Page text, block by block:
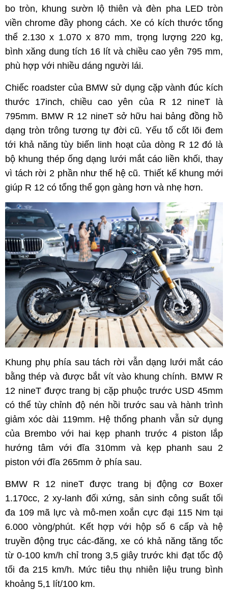
bo tròn, khung sườn lộ thiên và đèn pha LED tròn
viền chrome đầy phong cách. Xe có kích thước tổng
thể 2.130 x 1.070 x 870 mm, trọng lượng 220 kg,
bình xăng dung tích 16 lít và chiều cao yên 795 mm,
phù hợp với nhiều dáng người lái.
Chiếc roadster của BMW sử dụng cặp vành đúc kích
thước 17inch, chiều cao yên của R 12 nineT là
795mm. BMW R 12 nineT sở hữu hai bảng đồng hồ
dạng tròn trông tương tự đời cũ. Yếu tố cốt lõi đem
tới khả năng tùy biến linh hoạt của dòng R 12 đó là
bộ khung thép ống dạng lưới mắt cáo liền khối, thay
vì tách rời 2 phần như thế hệ cũ. Thiết kế khung mới
giúp R 12 có tổng thể gọn gàng hơn và nhẹ hơn.
Khung phụ phía sau tách rời vẫn dạng lưới mắt cáo
bằng thép và được bắt vít vào khung chính. BMW R
12 nineT được trang bị cặp phuộc trước USD 45mm
có thể tùy chỉnh độ nén hồi trước sau và hành trình
giảm xóc dài 119mm. Hệ thống phanh vẫn sử dụng
của Brembo với hai kẹp phanh trước 4 piston lắp
hướng tâm với đĩa 310mm và kẹp phanh sau 2
piston với đĩa 265mm ở phía sau.
BMW R 12 nineT được trang bị động cơ Boxer
1.170cc, 2 xy-lanh đối xứng, sản sinh công suất tối
đa 109 mã lực và mô-men xoắn cực đại 115 Nm tại
6.000 vòng/phút. Kết hợp với hộp số 6 cấp và hệ
truyền động trục các-đăng, xe có khả năng tăng tốc
từ 0-100 km/h chỉ trong 3,5 giây trước khi đạt tốc độ
tối đa 215 km/h. Mức tiêu thụ nhiên liệu trung bình
khoảng 5,1 lít/100 km.